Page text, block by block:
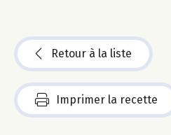
Retour à la liste
Imprimer la recette